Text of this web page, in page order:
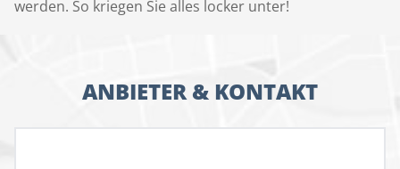
werden. So kriegen Sie alles locker unter!
ANBIETER & KONTAKT